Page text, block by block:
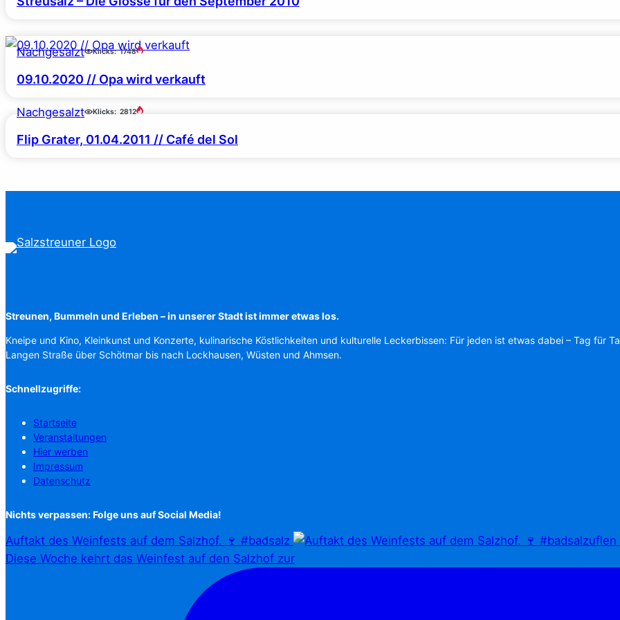
Nachgesalzt Klicks: 1748
09.10.2020 // Opa wird verkauft
Nachgesalzt Klicks: 2812
Flip Grater, 01.04.2011 // Café del Sol
Streunen, Bummeln und Erleben – in unserer Stadt ist immer etwas los.
Kneipe und Kino, Kleinkunst und Konzerte, kulinarische Köstlichkeiten und kulturelle Leckerbissen: Für jeden ist etwas dabei – Tag für
Langen Straße über Schötmar bis nach Lockhausen, Wüsten und Ahmsen.
Schnellzugriffe:
Startseite
Veranstaltungen
Hier werben
Impressum
Datenschutz
Nichts verpassen: Folge uns auf Social Media!
Auftakt des Weinfests auf dem Salzhof. 🍷 #badsalz
Diese Woche kehrt das Weinfest auf den Salzhof zur